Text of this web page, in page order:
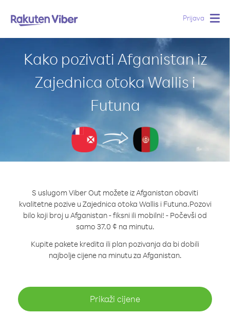
Prijava
Kako pozivati Afganistan iz
Zajednica otoka Wallis i
Futuna
S uslugom Viber Out možete iz Afganistan obaviti
kvalitetne pozive u Zajednica otoka Wallis i Futuna.Pozovi
bilo koji broj u Afganistan - fiksni ili mobilni! - Počevši od
samo 37.0 ¢ na minutu.
Kupite pakete kredita ili plan pozivanja da bi dobili
najbolje cijene na minutu za Afganistan.
Prikaži cijene